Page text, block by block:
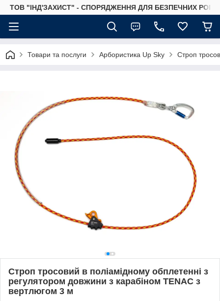
ТОВ "ІНД'ЗАХИСТ" - СПОРЯДЖЕННЯ ДЛЯ БЕЗПЕЧНИХ
Товари та послуги Арбористика Up Sky Строп
Строп тросовий в поліамідному обплетенні з
регулятором довжини з карабіном TENAC з
вертлюгом 3 м